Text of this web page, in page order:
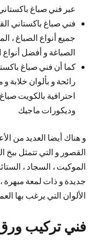
عبر فني صباغ
فني صباغ باكستاني
جميع أنواع الصباغ ،
الصباغة و أفضل أنواع
كما أن فني صباغ
رائحة و بألوان خلابة
احترافية بالكويت
وديكورات ماجيك
و هناك أيضا العديد من
القصور و التي تتمثل ببخ
الموكيت ، السجاد ،
جديدة و ذات لمعة مبهرة ،
الألوان التي يرغب بها
فني تركيب